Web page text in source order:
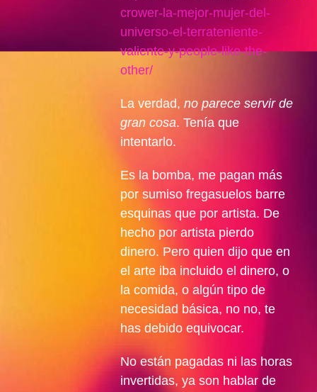
crower-la-mejor-mujer-del-
universo-el-terrateniente-
valiente-y-people-like-the-
other/
La verdad, no parece servir de
gran cosa. Tenía que
intentarlo.
Es la bomba, me pagan más
por sumiso fregasuelos barre
esquinas que por artista. De
hecho por artista pierdo
dinero. Pero quien dijo que en
el arte iba incluido el dinero, o
la comida, o algún tipo de
necesidad básica, no no, te
has debido equivocar.
No están pagadas ni las horas
invertidas, ya son hablar de